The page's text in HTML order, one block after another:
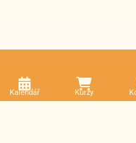
Kalendář Kurzy